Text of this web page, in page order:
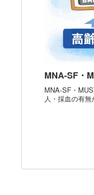
MNA-SF・
MNA-SF・
人・採血の有